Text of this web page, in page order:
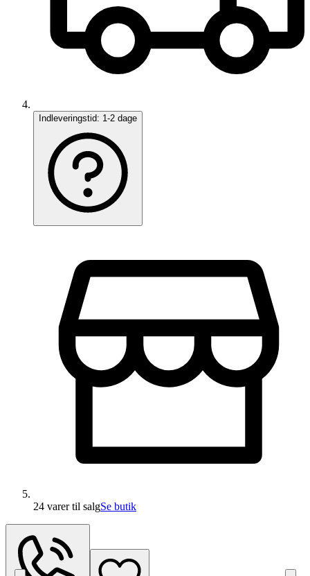
Indleveringstid: 1-2 dage
24 varertil salgSe butik